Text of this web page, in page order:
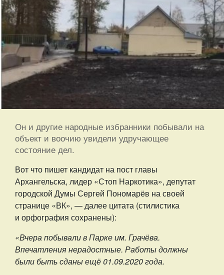
Он и другие народные избранники побывали на
объект и воочию увидели удручающее
состояние дел.
Вот что пишет кандидат на пост главы
Архангельска, лидер «Стоп Наркотика», депутат
городской Думы Сергей Пономарёв на своей
странице «ВК», — далее цитата (стилистика
и орфография сохранены):
«Вчера побывали в Парке им. Грачёва.
Впечатления нерадостные. Работы должны
были быть сданы ещё 01.09.2020 года.